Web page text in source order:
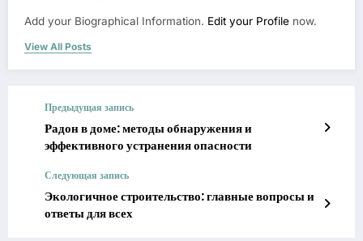
Add your Biographical Information. Edit your Profile now.
View All Posts
Предыдущая запись
Радон в доме: методы обнаружения и
эффективного устранения опасности
Следующая запись
Экологичное строительство: главные вопросы и
ответы для всех